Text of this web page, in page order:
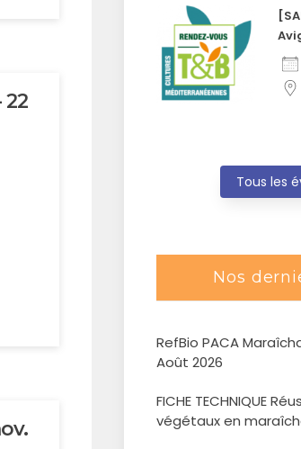
Tous les
Nos
RefBio PACA
Août 2026
FICHE TECHNIQUE Réussir ses couverts
végétaux en